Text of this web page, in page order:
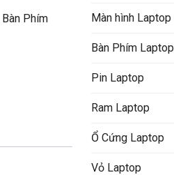
Bàn Phím
Màn hình Laptop
Bàn Phím Laptop
Pin Laptop
Ram Laptop
Ổ Cứng Laptop
Vỏ Laptop